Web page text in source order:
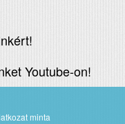
Youtube-on!
minta